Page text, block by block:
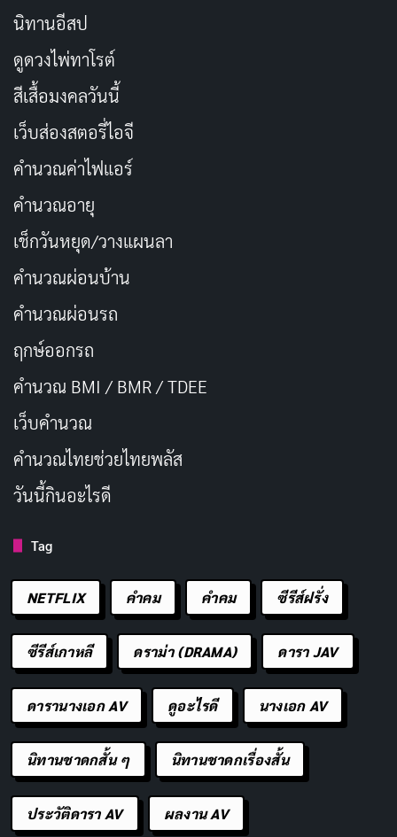
EPISODES
TV Series
โนโกะตัน เพื่อนฉันพันธุ์กวาง
しかのこのこのここしたんたん
IMDB RATING
6.7/10 6.93
โคชิ โทราโกะ อดีตนักเลงสาวที่เปลี่ยนตัวเองในช่วง
มัธยมปลายให้ดูเป็นนักเรียนสาวดีเด่น ใช้ชีวิตปกติ จน
ได้พบ ชิคาโนโกะ โนโกะ หรือ โนโกะตัน นักเรียนสาว
ปริศนาที่มักทำสิ่งประหลาด กวนประสาท สร้างความ
ปั่นป่วนจนสติแตกให้กับโทราโกะอยู่เสมอ
Crunchyroll
เมงูมิ ฮัง
Noko 'Nokotan'
Shikanoko
(voice)
藤田咲
Torako 'Koshitan'
Koshi (voice)
รูอิ ทานาเบะ
Anko Koshi
(voice)
和泉風花
Meme Bashame
(voice)
โคซูเกะ โทริอูมิ
Narrator (voice)
ยูริกะ คูโบะ
Nekoyamada
(voice)
ริโอะ สึจิยะ
Kinu Tanukikōji
(voice)
Tsubameya
นิทานอีสป
ดูดวงไพ่ทาโรต์
สีเสื้อมงคลวันนี้
เว็บส่องสตอรี่ไอจี
คำนวณค่าไฟแอร์
คำนวณอายุ
เช็กวันหยุด/วางแผนลา
คำนวณผ่อนบ้าน
คำนวณผ่อนรถ
ฤกษ์ออกรถ
คำนวณ BMI / BMR / TDEE
เว็บคํานวณ
คํานวณไทยช่วยไทยพลัส
วันนี้กินอะไรดี
Tag
NETFLIX คำคม คําคม ซีรีส์ฝรั่ง
ซีรีส์เกาหลี ดราม่า (DRAMA) ดารา JAV
ดารานางเอก AV ดูอะไรดี นางเอก AV
นิทานชาดกสั้น ๆ นิทานชาดกเรื่องสั้น
ประวัติดารา AV ผลงาน AV